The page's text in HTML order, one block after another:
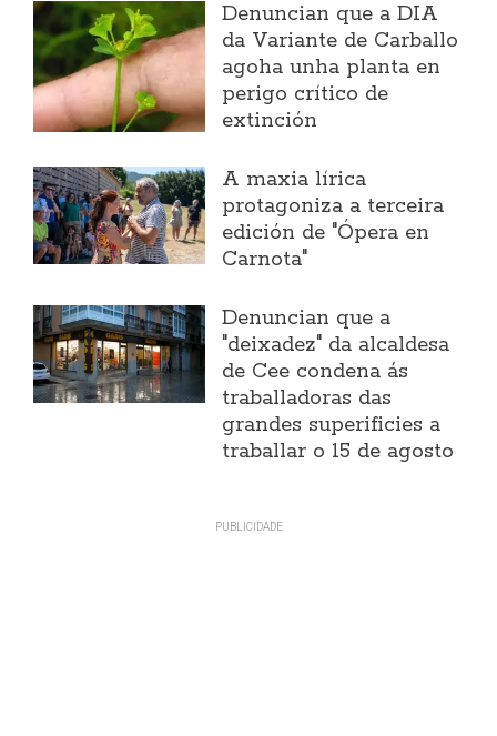
Denuncian que a DIA
da Variante de Carballo
agoha unha planta en
perigo crítico de
extinción
A maxia lírica
protagoniza a terceira
edición de "Ópera en
Carnota"
Denuncian que a
"deixadez" da alcaldesa
de Cee condena ás
traballadoras das
grandes superificies a
traballar o 15 de agosto